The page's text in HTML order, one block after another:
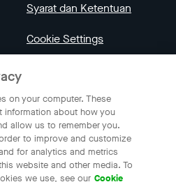
Syarat dan Ketentuan
Cookie Settings
on your computer. These
about how you
allow us to remember you.
to improve and customize
for analytics and metrics
website and other media. To
we use, see our Cookie